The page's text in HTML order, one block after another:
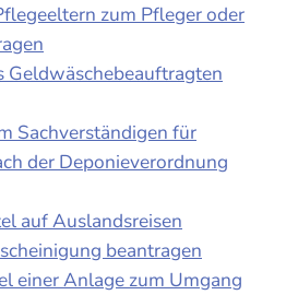
zum Pfleger oder
Geldwäschebeauftragten
Sachverständigen für
der Deponieverordnung
auf Auslandsreisen
beantragen
einer Anlage zum Umgang